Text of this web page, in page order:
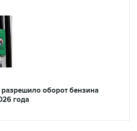
оборот бензина
года
признается